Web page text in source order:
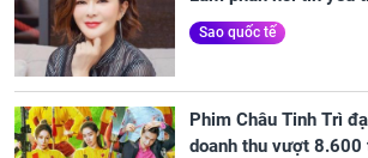
Sao quốc tế
Phim Châu Tinh Trì
doanh thu vượt 8.600